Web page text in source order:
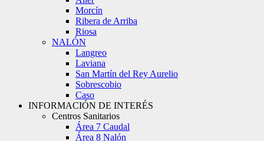
Morcín
Ribera de Arriba
Riosa
NALÓN
Langreo
Laviana
San Martín del Rey Aurelio
Sobrescobio
Caso
INFORMACIÓN DE INTERÉS
Centros Sanitarios
Área 7 Caudal
Área 8 Nalón